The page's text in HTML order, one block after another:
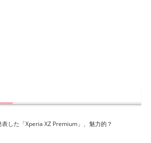
表した「Xperia XZ Premium」、魅力的？